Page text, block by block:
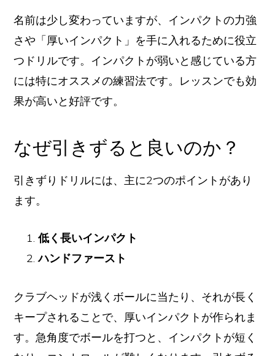
名前は少し変わっていますが、インパクトの力強
さや「厚いインパクト」を手に入れるために役立
つドリルです。インパクトが弱いと感じている方
には特にオススメの練習法です。レッスンでも効
果が高いと好評です。
なぜ引きずると良いのか？
引きずりドリルには、主に2つのポイントがあり
ます。
低く長いインパクト
ハンドファースト
クラブヘッドが浅くボールに当たり、それが長く
キープされることで、厚いインパクトが作られま
す。急角度でボールを打つと、インパクトが短く